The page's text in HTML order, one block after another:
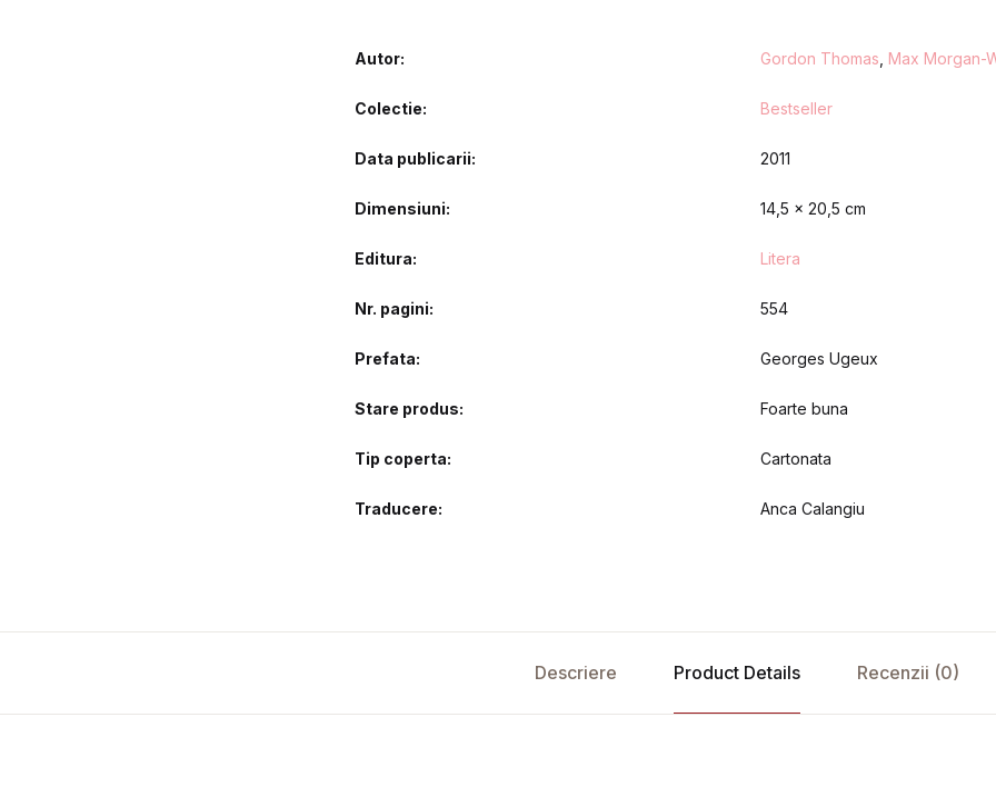
Autor Gordon Thomas Max Morgan-
Colectie Bestseller
Data publicarii 2011
Dimensiuni 14,5 x 20,5 cm
Editura Litera
Nr. pagini 554
Prefata Georges Ugeux
Stare produs Foarte buna
Tip coperta Cartonata
Traducere Anca Calangiu
Descriere Product Details Recenzii (0)